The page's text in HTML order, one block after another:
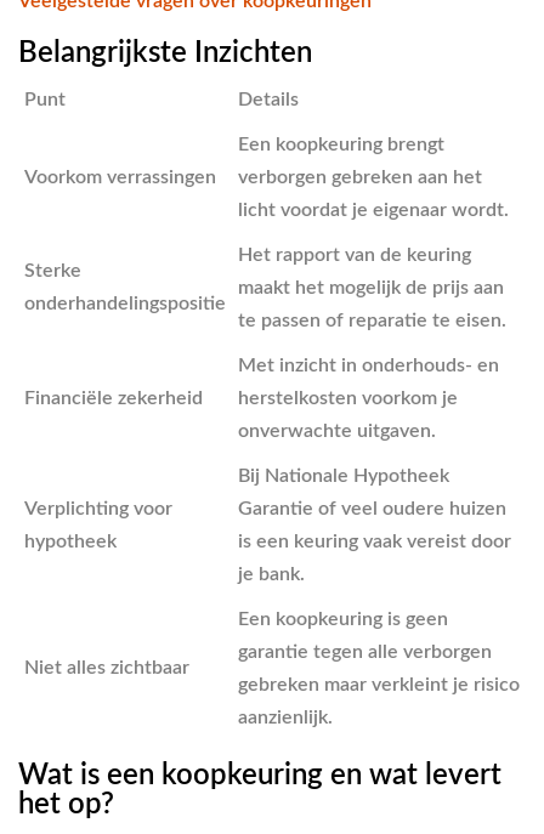
Belangrijkste Inzichten
Punt Details
Voorkom verrassingen
Een koopkeuring brengt
verborgen gebreken aan het
licht voordat je eigenaar wordt.
Sterke
onderhandelingspositie
Het rapport van de keuring
maakt het mogelijk de prijs aan
te passen of reparatie te eisen.
Financiële zekerheid
Met inzicht in onderhouds- en
herstelkosten voorkom je
onverwachte uitgaven.
Verplichting voor
hypotheek
Bij Nationale Hypotheek
Garantie of veel oudere huizen
is een keuring vaak vereist door
je bank.
Niet alles zichtbaar
Een koopkeuring is geen
garantie tegen alle verborgen
gebreken maar verkleint je risico
aanzienlijk.
Wat is een koopkeuring en wat levert
het op?